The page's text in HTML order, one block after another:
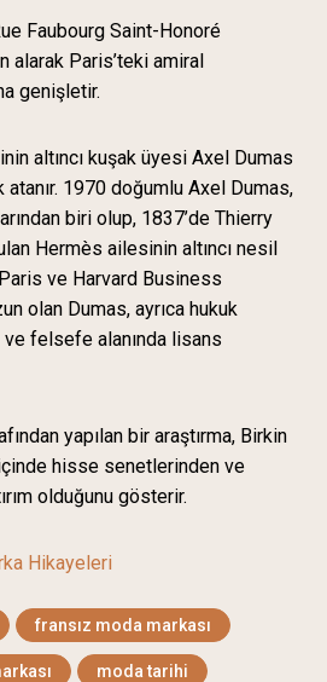
Faubourg Saint-Honoré
alarak Paris’teki amiral
genişletir.
altıncı kuşak üyesi Axel Dumas
atanır. 1970 doğumlu Axel Dumas,
biri olup, 1837’de Thierry
Hermès ailesinin altıncı nesil
ve Harvard Business
olan Dumas, ayrıca hukuk
felsefe alanında lisans
yapılan bir araştırma, Birkin
içinde hisse senetlerinden ve
olduğunu gösterir.
Hikayeleri
fransız moda markası
moda tarihi